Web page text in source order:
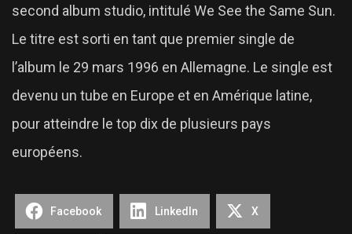
second album studio, intitulé We See the Same Sun.
Le titre est sorti en tant que premier single de
l’album le 29 mars 1996 en Allemagne. Le single est
devenu un tube en Europe et en Amérique latine,
pour atteindre le top dix de plusieurs pays
européens.
Facebook LinkedIn X